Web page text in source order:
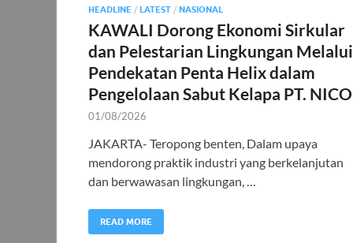
HEADLINE / LATEST / NASIONAL
KAWALI Dorong Ekonomi Sirkular
dan Pelestarian Lingkungan Melalui
Pendekatan Penta Helix dalam
Pengelolaan Sabut Kelapa PT. NICO
01/08/2026
JAKARTA- Teropong benten, Dalam upaya
mendorong praktik industri yang berkelanjutan
dan berwawasan lingkungan, …
READ MORE